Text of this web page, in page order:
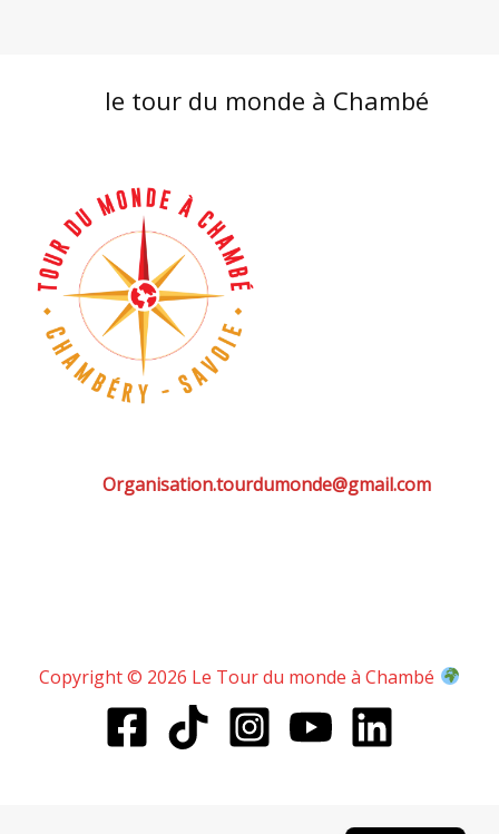
le tour du monde à Chambé
Organisation.tourdumonde@gmail.com
Copyright © 2026 Le Tour du monde à Chambé